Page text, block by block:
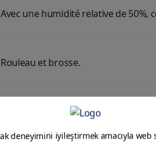
Avec une humidité relative de 50%,
Rouleau et brosse.